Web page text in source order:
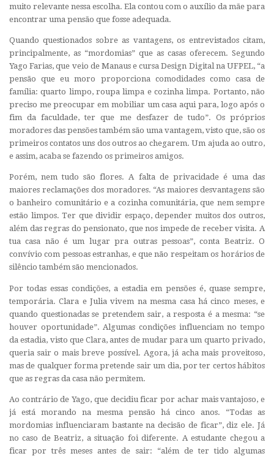
muito relevante nessa escolha. Ela contou com o auxílio da mãe para
encontrar uma pensão que fosse adequada.
Quando questionados sobre as vantagens, os entrevistados citam,
principalmente, as “mordomias” que as casas oferecem. Segundo
Yago Farias, que veio de Manaus e cursa Design Digital na UFPEL, “a
pensão que eu moro proporciona comodidades como casa de
família: quarto limpo, roupa limpa e cozinha limpa. Portanto, não
preciso me preocupar em mobiliar um casa aqui para, logo após o
fim da faculdade, ter que me desfazer de tudo”. Os próprios
moradores das pensões também são uma vantagem, visto que, são os
primeiros contatos uns dos outros ao chegarem. Um ajuda ao outro,
e assim, acaba se fazendo os primeiros amigos.
Porém, nem tudo são flores. A falta de privacidade é uma das
maiores reclamações dos moradores. “As maiores desvantagens são
o banheiro comunitário e a cozinha comunitária, que nem sempre
estão limpos. Ter que dividir espaço, depender muitos dos outros,
além das regras do pensionato, que nos impede de receber visita. A
tua casa não é um lugar pra outras pessoas”, conta Beatriz. O
convívio com pessoas estranhas, e que não respeitam os horários de
silêncio também são mencionados.
Por todas essas condições, a estadia em pensões é, quase sempre,
temporária. Clara e Julia vivem na mesma casa há cinco meses, e
quando questionadas se pretendem sair, a resposta é a mesma: “se
houver oportunidade”. Algumas condições influenciam no tempo
da estadia, visto que Clara, antes de mudar para um quarto privado,
queria sair o mais breve possível. Agora, já acha mais proveitoso,
mas de qualquer forma pretende sair um dia, por ter certos hábitos
que as regras da casa não permitem.
Ao contrário de Yago, que decidiu ficar por achar mais vantajoso, e
já está morando na mesma pensão há cinco anos. “Todas as
mordomias influenciaram bastante na decisão de ficar”, diz ele. Já
no caso de Beatriz, a situação foi diferente. A estudante chegou a
ficar por três meses antes de sair: “além de ter tido algumas